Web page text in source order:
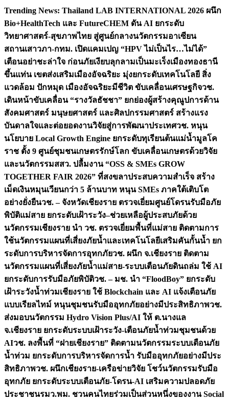
Skip
content
Trending News: Thailand LAB INTERNATIONAL 2026 ผนึก
Bio+HealthTech และ FutureCHEM ดัน AI ยกระดับ
วิทยาศาสตร์-สุขภาพไทย สู่ศูนย์กลางนวัตกรรมอาเซียน
สถานเสาวภา-กทม. เปิดแคมเปญ “HPV ไม่เป็นไร…ไม่ได้”
เตือนอย่าชะล่าใจ ก่อนภัยเงียบลุกลามเป็นมะเร็งเมืองทองธานี
ขึ้นแท่น เขตส่งเสริมเมืองอัจฉริยะ มุ่งยกระดับเทคโนโลยี สิ่ง
แวดล้อม ปักหมุด เมืองอัจฉริยะมีชีวิต ขับเคลื่อนเศรษฐกิจวช.
เดินหน้าขับเคลื่อน “รางวัลธัชชา” ยกย่องผู้สร้างคุณูปการด้าน
สังคมศาสตร์ มนุษยศาสตร์ และศิลปกรรมศาสตร์ สร้างแรง
บันดาลใจและต่อยอดงานวิจัยสู่การพัฒนาประเทศวช. หนุน
นโยบาย Local Growth Engine ยกระดับทุเรียนต้นแม่น้ำมูลโค
ราช ตั้ง 9 ศูนย์ชุมชนเกษตรรักษ์โลก ขับเคลื่อนเกษตรด้วยวิจัย
และนวัตกรรมสสว. ปลื้มงาน “OSS & SMEs GROW
TOGETHER FAIR 2026” ที่สงขลาประสบความสำเร็จ สร้าง
เม็ดเงินหมุนเวียนกว่า 5 ล้านบาท หนุน SMEs ภาคใต้เติบโต
อย่างยั่งยืนวช. – จังหวัดเชียงราย ตรวจเยี่ยมศูนย์โดรนรับมือภัย
พิบัติแม่สาย ยกระดับเฝ้าระวัง–ช่วยเหลือผู้ประสบภัยด้วย
นวัตกรรมเชียงราย นำ วช. ตรวจเยี่ยมพื้นที่แม่สาย ติดตามการ
ใช้นวัตกรรมแผนที่เสี่ยงภัยน้ำและเทคโนโลยีเสริมคันกั้นน้ำ ยก
ระดับการบริหารจัดการอุทกภัยวช. ผนึก จ.เชียงราย ติดตาม
นวัตกรรมแผนที่เสี่ยงภัยน้ำแม่สาย-ระบบเตือนภัยดินถล่ม ใช้ AI
ยกระดับการรับมือภัยพิบัติวช. – มช. นำ “FloodBoy” ยกระดับ
เฝ้าระวังน้ำท่วมเชียงราย ใช้ Blockchain และ AI แจ้งเตือนภัย
แบบเรียลไทม์ หนุนชุมชนรับมืออุทกภัยอย่างมีประสิทธิภาพวช.
ส่งมอบนวัตกรรม Hydro Vision Plus/AI ให้ ต.นางแล
จ.เชียงราย ยกระดับระบบเฝ้าระวัง-เตือนภัยน้ำท่วมชุมชนด้วย
AIวช. ลงพื้นที่ “ฝายเชียงราย” ติดตามนวัตกรรมระบบเตือนภัย
น้ำท่วม ยกระดับการบริหารจัดการน้ำ รับมืออุทกภัยอย่างมีประ
สิทธิภาพวช. ผนึกเชียงราย-เครือข่ายวิจัย โชว์นวัตกรรมรับมือ
อุทกภัย ยกระดับระบบเตือนภัย-โดรน-AI เสริมความปลอดภัย
ประชาชนรมว.พม. ชวนคนไทยร่วมเป็นส่วนหนึ่งของงาน Social